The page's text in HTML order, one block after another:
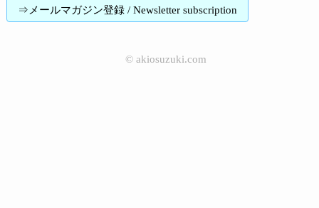
⇒メールマガジン登録 / Newsletter subscription
© akiosuzuki.com